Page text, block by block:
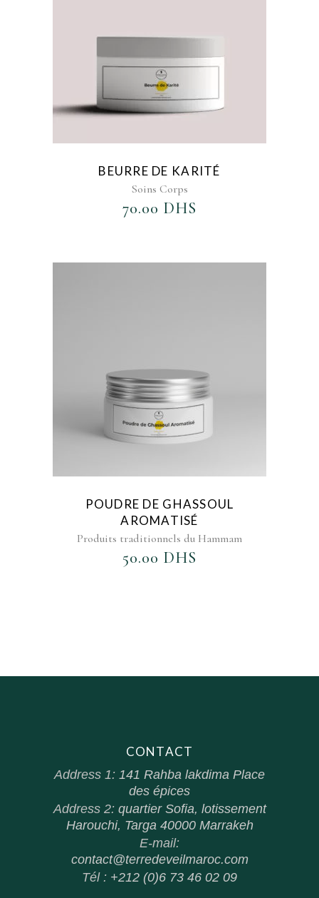
BEURRE DE KARITÉ
Soins Corps
70.00 DHS
POUDRE DE GHASSOUL
AROMATISÉ
Produits traditionnels du Hammam
50.00 DHS
CONTACT
Address 1: 141 Rahba lakdima Place
des épices
Address 2: quartier Sofia, lotissement
Harouchi, Targa 40000 Marrakeh
E-mail:
contact@terredeveilmaroc.com
Tél : +212 (0)6 73 46 02 09